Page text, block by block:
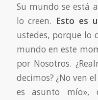
Su mundo se está
lo creen. Esto es
ustedes, porque lo
mundo en este
por Nosotros.
decimos? ¿No ven
es asunto mío»,